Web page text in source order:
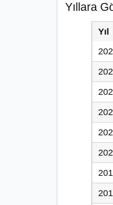
Yıllara
Yıl